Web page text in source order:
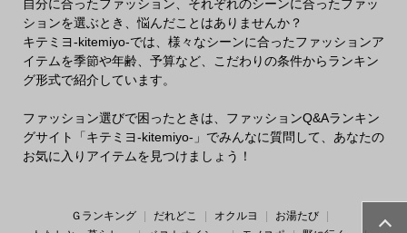
自分に合ったファッション、それぞれのシーンに合ったファッ
ションを選ぶとき、悩んだことはありませんか？
キテミヨ-kitemiyo-では、様々なシーンに合ったファッションア
イテムを季節や年齢、予算など、こだわりの条件からランキン
グ形式で紹介しています。
ファッション選びで困ったときは、ファッションQ&Aランキン
グサイト「キテミヨ-kitemiyo-」でみんなに質問して、あなたの
お気に入りアイテムを見つけましょう！
Ｇランキング だれどこ オクルヨ
お湯たび